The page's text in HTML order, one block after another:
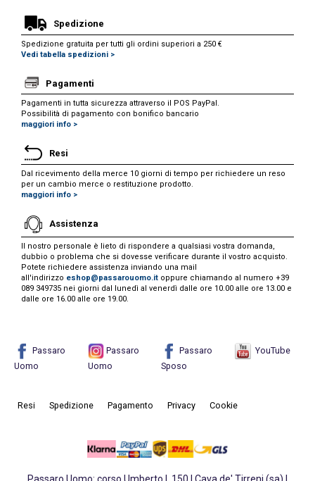
Spedizione
Spedizione gratuita per tutti gli ordini superiori a 250 €
Vedi tabella spedizioni >
Pagamenti
Pagamenti in tutta sicurezza attraverso il POS PayPal.
Possibilità di pagamento con bonifico bancario
maggiori info >
Resi
Dal ricevimento della merce 10 giorni di tempo per richiedere un reso
per un cambio merce o restituzione prodotto.
maggiori info >
Assistenza
Il nostro personale è lieto di rispondere a qualsiasi vostra domanda,
dubbio o problema che si dovesse verificare durante il vostro acquisto.
Potete richiedere assistenza inviando una mail
all'indirizzo eshop@passarouomo.it oppure chiamando al numero +39
089 349735 nei giorni dal lunedì al venerdì dalle ore 10.00 alle ore 13.00 e
dalle ore 16.00 alle ore 19.00.
Passaro
Uomo
Passaro
Uomo
Passaro
Sposo
YouTube
Resi Spedizione Pagamento Privacy Cookie